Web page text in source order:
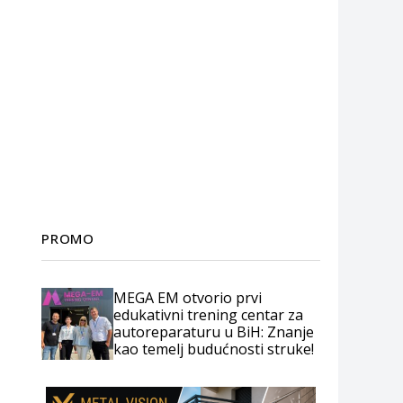
PROMO
MEGA EM otvorio prvi
edukativni trening centar za
autoreparaturu u BiH: Znanje
kao temelj budućnosti struke!